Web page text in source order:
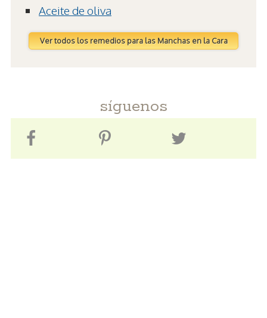
Aceite de oliva
Ver todos los remedios para las Manchas en la Cara
síguenos